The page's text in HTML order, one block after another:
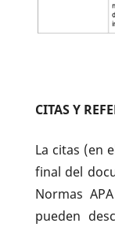
CITAS Y
La citas (en
final del
Normas
pueden